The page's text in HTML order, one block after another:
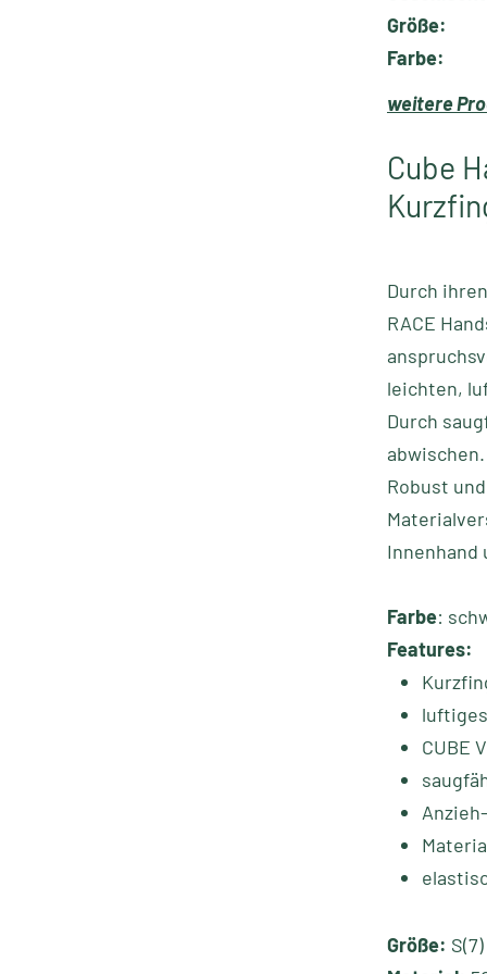
Größe:
Farbe:
weitere
Cube
Durch
RACE
leichten,
Durch
Robust
Innenhand
Farbe:
Features:
CUBE
Größe: